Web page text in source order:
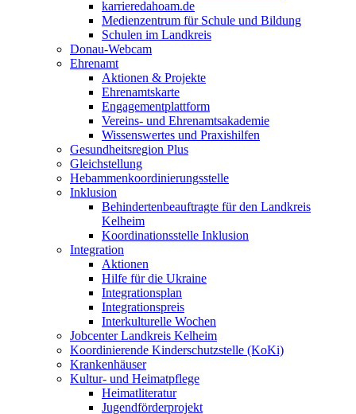
karrieredahoam.de
Medienzentrum für Schule und Bildung
Schulen im Landkreis
Donau-Webcam
Ehrenamt
Aktionen & Projekte
Ehrenamtskarte
Engagementplattform
Vereins- und Ehrenamtsakademie
Wissenswertes und Praxishilfen
Gesundheitsregion Plus
Gleichstellung
Hebammenkoordinierungsstelle
Inklusion
Behindertenbeauftragte für den Landkreis
Kelheim
Koordinationsstelle Inklusion
Integration
Aktionen
Hilfe für die Ukraine
Integrationsplan
Integrationspreis
Interkulturelle Wochen
Jobcenter Landkreis Kelheim
Koordinierende Kinderschutzstelle (KoKi)
Krankenhäuser
Kultur- und Heimatpflege
Heimatliteratur
Jugendförderprojekt